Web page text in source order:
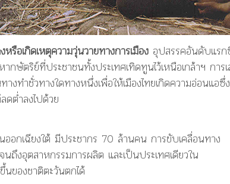
รือเกิดเหตุความวุ่นวายทางการเมือง อุปสรรคอันดับแร
ษัตริย์ที่ประชาชนทั้งประเทศเทิดทูนไว้เหนือเกล้าฯ การ
งทำชั่วทางใดทางหนึ่งเพื่อให้เมืองไทยเกิดความอ่อนแอซึ่
ดต่ำลงไปด้วย
ออกเฉียงใต้ มีประชากร 70 ล้านคน การขับเคลื่อนทาง
ถึงอุตสาหกรรมการผลิต และเป็นประเทศเดียวใน
ของชาติตะวันตกได้